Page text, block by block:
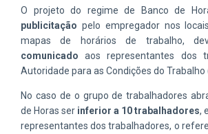
O projeto do regime de Banco de
publicitação pelo empregador nos
mapas de horários de trabalho,
comunicado aos representantes dos
Autoridade para as Condições do Trabalho
No caso de o grupo de trabalhadores
de Horas ser inferior a 10 trabalhadores,
representantes dos trabalhadores, o